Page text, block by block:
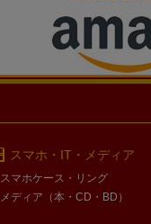
スマホ・IT・メディア
スマホケース・リング
メディア（本・CD・BD）